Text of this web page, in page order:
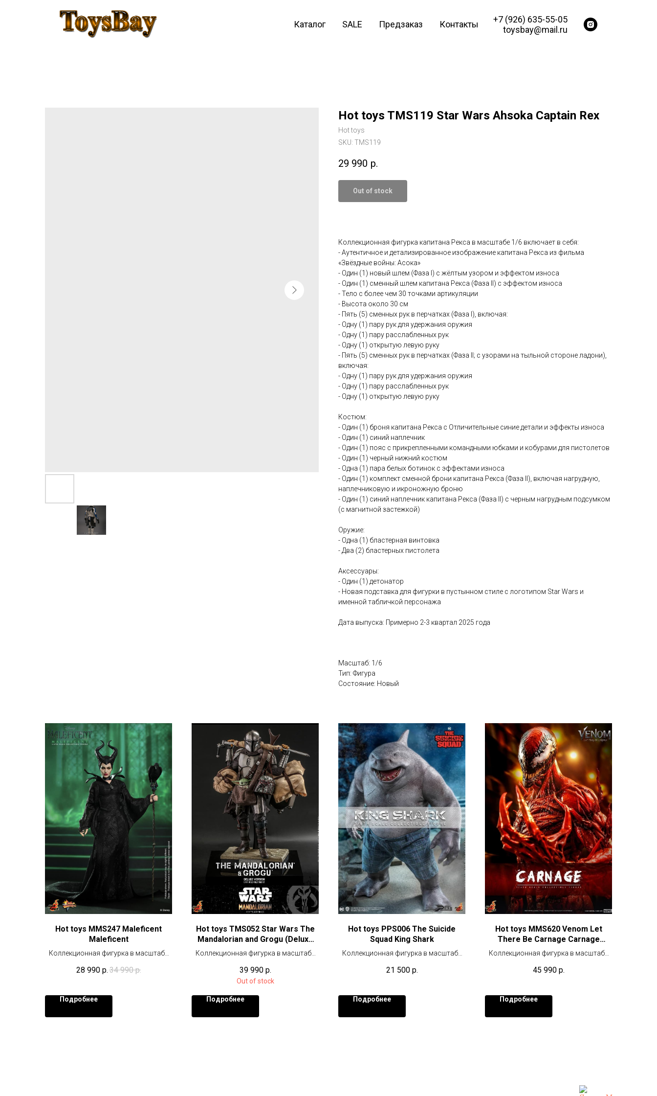
Каталог SALE Предзаказ Контакты
+7 (926) 635-55-05
toysbay@mail.ru
Hot toys TMS119 Star Wars Ahsoka Captain Rex
Hot toys
SKU: TMS119
29 990 р.
Out of stock
Коллекционная фигурка капитана Рекса в масштабе 1/6 включает в себя:
- Аутентичное и детализированное изображение капитана Рекса из фильма
«Звёздные войны: Асока»
- Один (1) новый шлем (Фаза I) с жёлтым узором и эффектом износа
- Один (1) сменный шлем капитана Рекса (Фаза II) с эффектом износа
- Тело с более чем 30 точками артикуляции
- Высота около 30 см
- Пять (5) сменных рук в перчатках (Фаза I), включая:
- Одну (1) пару рук для удержания оружия
- Одну (1) пару расслабленных рук
- Одну (1) открытую левую руку
- Пять (5) сменных рук в перчатках (Фаза II; с узорами на тыльной стороне ладони),
включая:
- Одну (1) пару рук для удержания оружия
- Одну (1) пару расслабленных рук
- Одну (1) открытую левую руку
Костюм:
- Один (1) броня капитана Рекса с Отличительные синие детали и эффекты износа
- Один (1) синий наплечник
- Один (1) пояс с прикрепленными командными юбками и кобурами для пистолетов
- Один (1) черный нижний костюм
- Одна (1) пара белых ботинок с эффектами износа
- Один (1) комплект сменной брони капитана Рекса (Фаза II), включая нагрудную,
наплечниковую и икроножную броню
- Один (1) синий наплечник капитана Рекса (Фаза II) с черным нагрудным подсумком
(с магнитной застежкой)
Оружие:
- Одна (1) бластерная винтовка
- Два (2) бластерных пистолета
Аксессуары:
- Один (1) детонатор
- Новая подставка для фигурки в пустынном стиле с логотипом Star Wars и
именной табличкой персонажа
Дата выпуска: Примерно 2-3 квартал 2025 года
Масштаб: 1/6
Тип: Фигура
Состояние: Новый
Hot toys MMS247 Maleficent
Maleficent
Коллекционная фигурка в масштабе
28 990 р.34 990 р.
Подробнее
Hot toys TMS052 Star Wars The
Mandalorian and Grogu (Deluxe
Version)
Коллекционная фигурка в масштабе
39 990 р.
Out of stock
Подробнее
Hot toys PPS006 The Suicide
Squad King Shark
Коллекционная фигурка в масштабе
21 500 р.
Подробнее
Hot toys MMS620 Venom Let
There Be Carnage Carnage
(Deluxe Version)
Коллекционная фигурка в масштабе
45 990 р.
Подробнее